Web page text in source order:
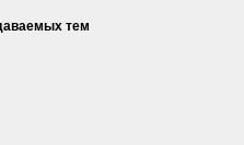
тем